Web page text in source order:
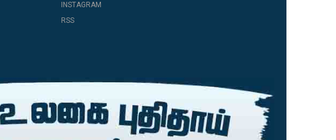
INSTAGRAM
RSS